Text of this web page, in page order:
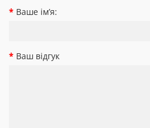
Ваше ім’я:
Ваш відгук